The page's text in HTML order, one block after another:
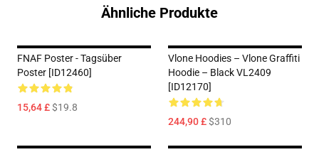
Ähnliche Produkte
FNAF Poster - Tagsüber
Poster [ID12460]
15,64 £$19.8
Vlone Hoodies – Vlone Graffiti
Hoodie – Black VL2409
[ID12170]
244,90 £$310